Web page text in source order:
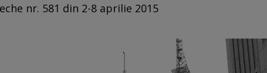
nr. 581 din 2-8 aprilie 2015